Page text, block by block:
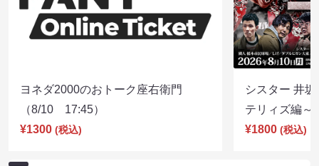
ヨネダ2000のおトーク座右衛門
（8/10 17:45）
¥1300 (税込)
シスター 井
テリィズ編
¥1800 (税込)